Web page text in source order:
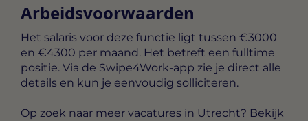
Arbeidsvoorwaarden
Het salaris voor deze functie ligt tussen €3000
en €4300 per maand. Het betreft een fulltime
positie. Via de Swipe4Work-app zie je direct alle
details en kun je eenvoudig solliciteren.
Op zoek naar meer vacatures in Utrecht? Bekijk